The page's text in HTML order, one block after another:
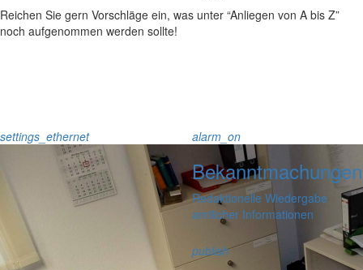
Reichen Sie gern Vorschläge ein, was unter “Anliegen von A bis Z”
noch aufgenommen werden sollte!
settings_ethernet alarm_on
Bekanntmachungen
Redaktionelle Wiedergabe
amtlicher Informationen
publish